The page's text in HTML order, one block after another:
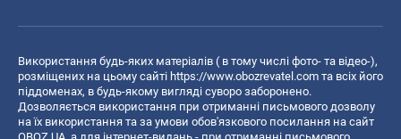
Використання будь-яких матеріалів ( в тому числі фото- та відео-),
розміщених на цьому сайті https://www.obozrevatel.com та всіх його
піддоменах, в будь-якому вигляді суворо заборонено.
Дозволяється використання при отриманні письмового дозволу
на їх використання та за умови обов'язкового посилання на сайт